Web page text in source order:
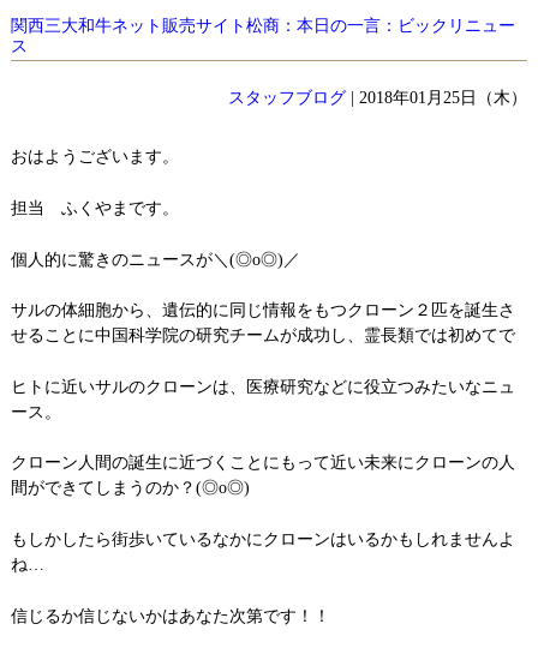
関西三大和牛ネット販売サイト松商：本日の一言：ビックリニュー
ス
スタッフブログ | 2018年01月25日（木）
おはようございます。
担当 ふくやまです。
個人的に驚きのニュースが＼(◎o◎)／
サルの体細胞から、遺伝的に同じ情報をもつクローン２匹を誕生さ
せることに中国科学院の研究チームが成功し、霊長類では初めてで
ヒトに近いサルのクローンは、医療研究などに役立つみたいなニュ
ース。
クローン人間の誕生に近づくことにもって近い未来にクローンの人
間ができてしまうのか？(◎o◎)
もしかしたら街歩いているなかにクローンはいるかもしれませんよ
ね…
信じるか信じないかはあなた次第です！！